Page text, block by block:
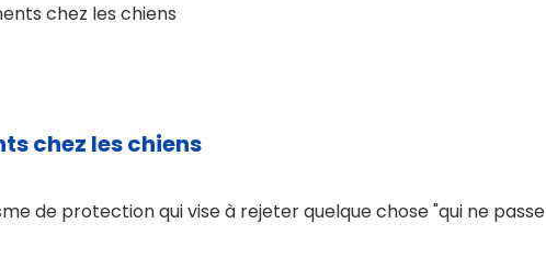
chez les chiens
chez les chiens
de protection qui vise à rejeter quelque chose "qui ne passe